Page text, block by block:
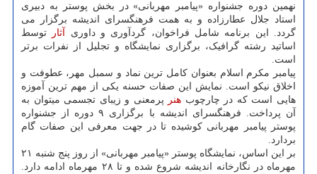
نهمین دوره جشنواره «پیامبر مهربانی» در بخش پوستر به دبیری
استاد جلال عطارزاده و به همت فرهنگسرای اندیشه برگزار می
گردد. این برنامه شامل فراخوان، گردآوری و داوری
آثار
توسط
اساتید رشته گرافیک، برگزاری نمایشگاه و تجلیل از نفرات برتر
است.
پیامبر مکرم اسلام بعنوان کامل ترین نماد و سمبل مهر، عطوفت و
اخلاق نیکو است. نمایش این صفات حسنه یکی از مهم ترین آموزه
هایی است که در چارچوب هنر
پرمعنی و زیبای تجسمی میتوان به
آن پرداخت. فرهنگسرای اندیشه با برگزاری ۹ دوره از جشنواره
پوستر پیامبر مهربانی کوشیده تا در جهت معرفی این صفات گام
بردارد.
بر این اساس، نمایشگاه پوستر «پیامبر مهربانی» از روز پنج شنبه ۲۱
مهرماه در نگارخانه اندیشه شروع شده و تا ۲۸ مهرماه ادامه دارد.